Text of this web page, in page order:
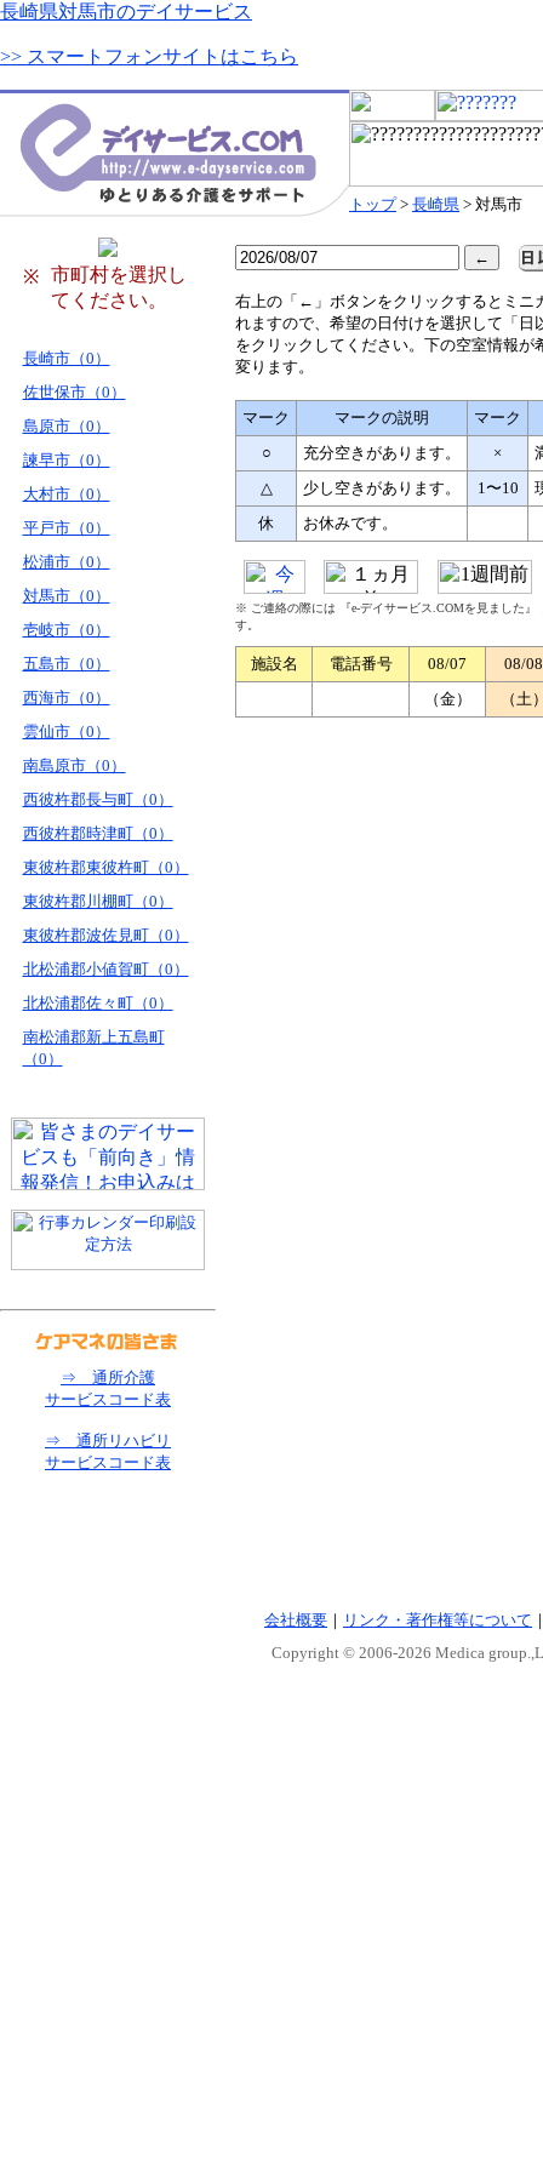
長崎県対馬市のデイサービス
>> スマートフォンサイトはこちら
トップ> 長崎県 > 対馬市
※
市町村を選択し
てください。
長崎市（0）
佐世保市（0）
島原市（0）
諫早市（0）
大村市（0）
平戸市（0）
松浦市（0）
対馬市（0）
壱岐市（0）
五島市（0）
西海市（0）
雲仙市（0）
南島原市（0）
西彼杵郡長与町（0）
西彼杵郡時津町（0）
東彼杵郡東彼杵町（0）
東彼杵郡川棚町（0）
東彼杵郡波佐見町（0）
北松浦郡小値賀町（0）
北松浦郡佐々町（0）
南松浦郡新上五島町
（0）
⇒ 通所介護
サービスコード表
⇒ 通所リハビリ
サービスコード表
右上の「←」ボタンをクリックするとミニ
れますので、希望の日付けを選択して「日
をクリックしてください。下の空室情報が
変ります。
マーク マークの説明
マーク
○
充分空きがあります。 ×
△
少し空きがあります。 1〜10
休
お休みです。
※ ご連絡の際には 『e-デイサービス.COMを見ました
す。
施設名 電話番号 08/07
08/08
（金）
（土
会社概要 ｜ リンク・著作権等について
Copyright © 2006-2026 Medica